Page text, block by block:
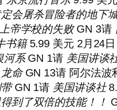
定会屠杀冒险者的地下
帝学校的失败GN 3请
书籍5.99 美元 2月24
河系GN 1请 美国讲谈
命GN 13请阿尔法波
GN 1请 美国讲谈社
到了双倍的技能！！